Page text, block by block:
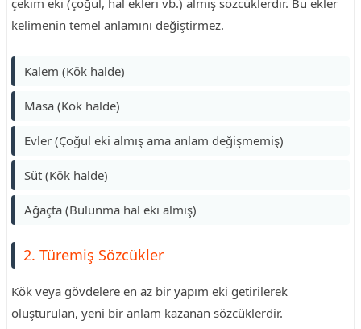
çekim eki (çoğul, hal ekleri vb.) almış sözcüklerdir. Bu ekler
kelimenin temel anlamını değiştirmez.
Kalem (Kök halde)
Masa (Kök halde)
Evler (Çoğul eki almış ama anlam değişmemiş)
Süt (Kök halde)
Ağaçta (Bulunma hal eki almış)
2. Türemiş Sözcükler
Kök veya gövdelere en az bir yapım eki getirilerek
oluşturulan, yeni bir anlam kazanan sözcüklerdir.